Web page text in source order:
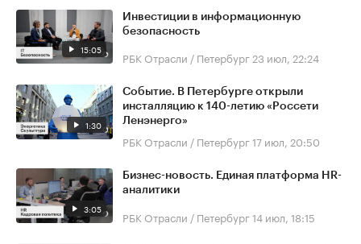
15:05
Инвестиции в информационную
безопасность
РБК Отрасли / Петербург 23 июл, 22:24
1:30
Событие. В Петербурге открыли
инсталляцию к 140-летию «Россети
Ленэнерго»
РБК Отрасли / Петербург17 июл, 20:50
3:05
Бизнес-новость. Единая платформа HR-
аналитики
РБК Отрасли / Петербург14 июл, 18:15